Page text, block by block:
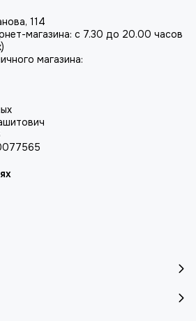
114
магазина: с 7.30 до 20.00 часов
магазина: